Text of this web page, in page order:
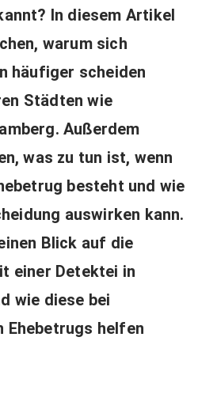
In diesem Artikel
warum sich
häufiger scheiden
Städten wie
Außerdem
was zu tun ist, wenn
besteht und wie
auswirken kann.
Blick auf die
einer Detektei in
wie diese bei
Ehebetrugs helfen